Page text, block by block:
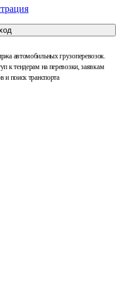
автомобильных грузоперевозок.
к тендерам на перевозки, заявкам
и поиск транспорта